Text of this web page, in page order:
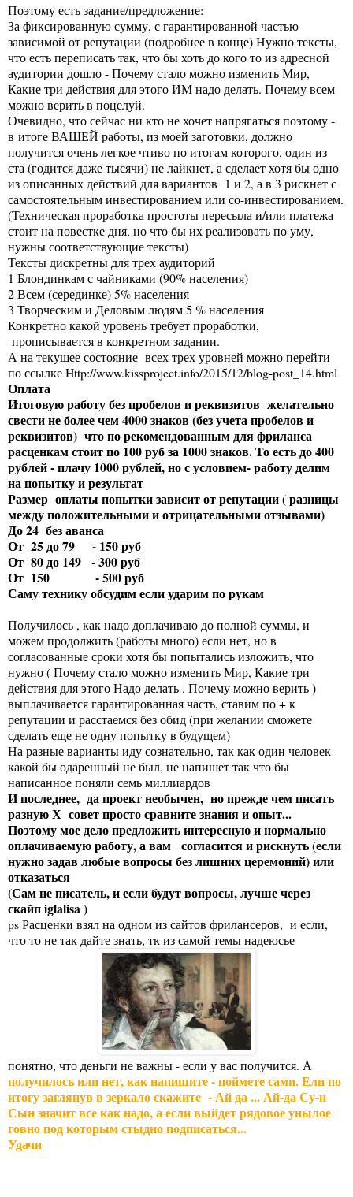
Поэтому есть задание/предложение:
За фиксированную сумму, с гарантированной частью
зависимой от репутации (подробнее в конце) Нужно тексты,
что есть переписать так, что бы хоть до кого то из адресной
аудитории дошло - Почему стало можно изменить Мир,
Какие три действия для этого ИМ надо делать. Почему всем
можно верить в поцелуй.
Очевидно, что сейчас ни кто не хочет напрягаться поэтому -
в итоге ВАШЕЙ работы, из моей заготовки, должно
получится очень легкое чтиво по итогам которого, один из
ста (годится даже тысячи) не лайкнет, а сделает хотя бы одно
из описанных действий для вариантов 1 и 2, а в 3 рискнет с
самостоятельным инвестированием или со-инвестированием.
(Техническая проработка простоты пересыла и/или платежа
стоит на повестке дня, но что бы их реализовать по уму,
нужны соответствующие тексты)
Тексты дискретны для трех аудиторий
1 Блондинкам с чайниками (90% населения)
2 Всем (серединке) 5% населения
3 Творческим и Деловым людям 5 % населения
Конкретно какой уровень требует проработки,
прописывается в конкретном задании.
А на текущее состояние всех трех уровней можно перейти
по ссылкеHttp://www.kissproject.info/2015/12/blog-post_14.html
Оплата
Итоговую работу без пробелов и реквизитов желательно
свести не более чем 4000 знаков (без учета пробелов и
реквизитов) что по рекомендованным для фриланса
расценкам стоит по 100 руб за 1000 знаков. То есть до 400
рублей - плачу 1000 рублей, но с условием- работу делим
на попытку и результат
Размер оплаты попытки зависит от репутации ( разницы
между положительными и отрицательными отзывами)
До 24 без аванса
От 25 до 79 - 150 руб
От 80 до 149 - 300 руб
От 150 - 500 руб
Саму технику обсудим если ударим по рукам
Получилось , как надо доплачиваю до полной суммы, и
можем продолжить (работы много) если нет, но в
согласованные сроки хотя бы попытались изложить, что
нужно ( Почему стало можно изменить Мир, Какие три
действия для этого Надо делать . Почему можно верить )
выплачивается гарантированная часть, ставим по + к
репутации и расстаемся без обид (при желании сможете
сделать еще не одну попытку в будущем)
На разные варианты иду сознательно, так как один человек
какой бы одаренный не был, не напишет так что бы
написанное поняли семь миллиардов
И последнее, да проект необычен, но прежде чем писать
разную Х совет просто сравните знания и опыт...
Поэтому мое дело предложить интересную и нормально
оплачиваемую работу, а вам согласится и рискнуть (если
нужно задав любые вопросы без лишних церемоний) или
отказаться
(Сам не писатель, и если будут вопросы, лучше через
скайп iglalisa )
ps Расценки взял на одном из сайтов фрилансеров, и если,
что то не так дайте знать, тк из самой темы надеюсье
понятно, что деньги не важны - если у вас получится. А
получилось или нет, как напишите - поймете сами. Ели по
итогу заглянув в зеркало скажите - Ай да ... Ай-да Су-н
Сын значит все как надо, а если выйдет рядовое унылое
говно под которым стыдно подписаться...
Удачи